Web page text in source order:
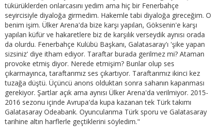
tükürüklerden onlarcasını yedim ama hiç bir Fenerbahçe
seyircisiyle diyaloğa girmedim. Hakemle tabi diyaloğa gireceğim. O
benim işim. Ülker Arena'da bize karşı yapılan, Göksenin'e karşı
yapılan küfür ve hakaretlere biz de karşılık verseydik aynısı orada
da olurdu. Fenerbahçe Kulübü Başkanı, Galatasaray'ı 'şike yapan
sizsiniz' diye itham ediyor. Taraftar burada gerilmez mi? Ataman
provoke etmiş diyor. Nerede etmişim? Bunlar olup ses
çıkarmayınca, taraftarımız ses çıkartıyor. Taraftarımız ikinci kez
tuzağa düştü. Üçüncü anons olduktan sonra sahanın kapanması
gerekiyor. Şartlar açık ama aynısı Ülker Arena'da verilmiyor. 2015-
2016 sezonu içinde Avrupa'da kupa kazanan tek Türk takımı
Galatasaray Odeabank. Oyuncularıma Türk sporu ve Galatasaray
tarihine altın harflerle geçtiklerini söyledim."